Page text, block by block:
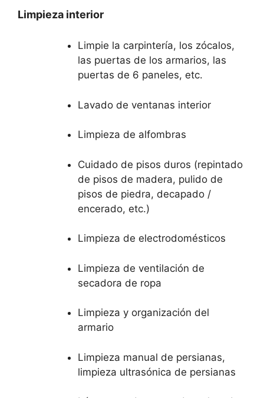
Limpieza interior
Limpie la carpintería, los zócalos,
las puertas de los armarios, las
puertas de 6 paneles, etc.
Lavado de ventanas interior
Limpieza de alfombras
Cuidado de pisos duros (repintado
de pisos de madera, pulido de
pisos de piedra, decapado /
encerado, etc.)
Limpieza de electrodomésticos
Limpieza de ventilación de
secadora de ropa
Limpieza y organización del
armario
Limpieza manual de persianas,
limpieza ultrasónica de persianas